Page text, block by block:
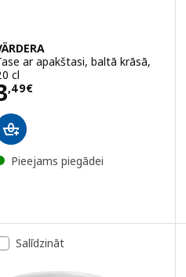
ar apakštasi, baltā krāsā,
cl
,49€ 3,49€
Pieejams piegādei
Salīdzināt